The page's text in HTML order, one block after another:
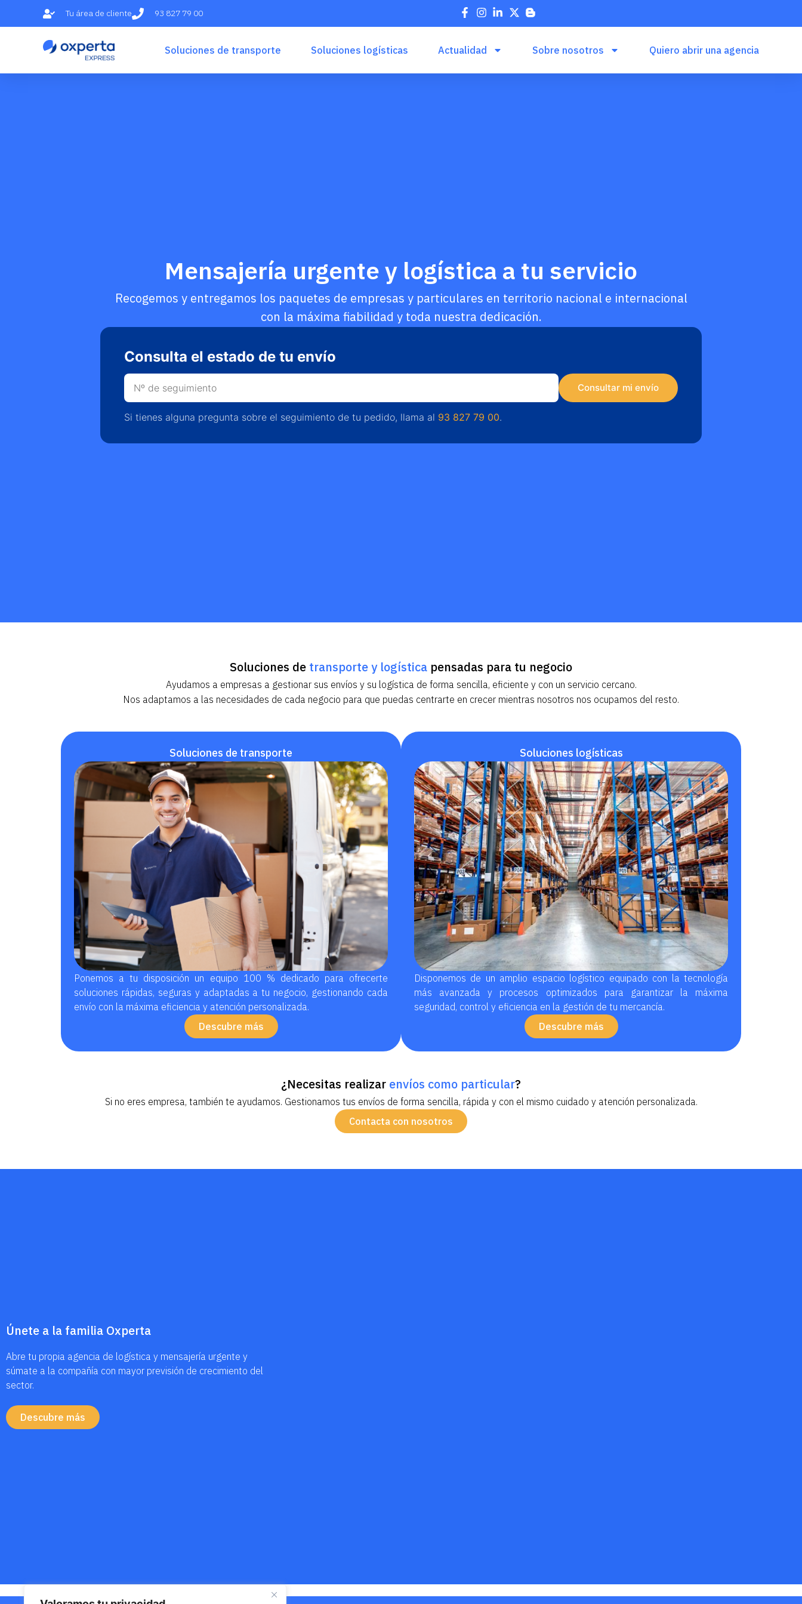
Tu área de cliente 93 827 79 00
Soluciones de transporte Soluciones logísticas Actualidad Sobre nosotros Quiero abrir una agencia
Mensajería urgente y logística a tu servicio
Recogemos y entregamos los paquetes de empresas y particulares en territorio nacional e internacional
con la máxima fiabilidad y toda nuestra dedicación.
Consulta el estado de tu envío
Consultar mi envío
Si tienes alguna pregunta sobre el seguimiento de tu pedido, llama al 93 827 79 00.
Soluciones de transporte y logística pensadas para tu negocio
Ayudamos a empresas a gestionar sus envíos y su logística de forma sencilla, eficiente y con un servicio cercano.
Nos adaptamos a las necesidades de cada negocio para que puedas centrarte en crecer mientras nosotros nos ocupamos del resto.
Soluciones de transporte
Ponemos a tu disposición un equipo 100 % dedicado para ofrecerte
soluciones rápidas, seguras y adaptadas a tu negocio, gestionando cada
envío con la máxima eficiencia y atención personalizada.
Descubre más
Soluciones logísticas
Disponemos de un amplio espacio logístico equipado con la tecnología
más avanzada y procesos optimizados para garantizar la máxima
seguridad, control y eficiencia en la gestión de tu mercancía.
Descubre más
¿Necesitas realizar envíos como particular?
Si no eres empresa, también te ayudamos. Gestionamos tus envíos de forma sencilla, rápida y con el mismo cuidado y atención personalizada.
Contacta con nosotros
Únete a la familia Oxperta
Abre tu propia agencia de logística y mensajería urgente y
súmate a la compañía con mayor previsión de crecimiento del
sector.
Descubre más